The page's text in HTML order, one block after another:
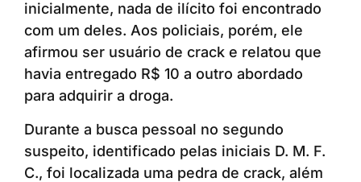
inicialmente, nada de ilícito foi encontrado
com um deles. Aos policiais, porém, ele
afirmou ser usuário de crack e relatou que
havia entregado R$ 10 a outro abordado
para adquirir a droga.
Durante a busca pessoal no segundo
suspeito, identificado pelas iniciais D. M. F.
C., foi localizada uma pedra de crack, além